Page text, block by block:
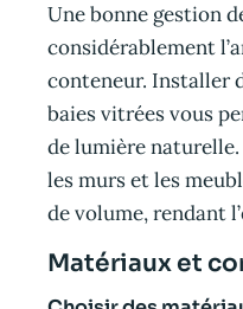
Une bonne gestion
considérablement
conteneur. Installer
baies vitrées vous
de lumière
les murs et les
de volume, rendant
Matériaux et